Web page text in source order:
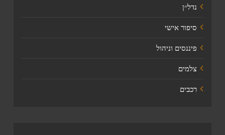
נדל׳׳ן
סיפור אישי
פיננסים וניהול
צלמים
רכבים